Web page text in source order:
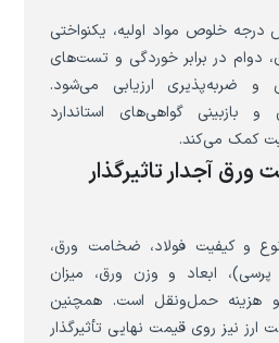
درجه خلوص مواد اولیه، یکنواختی
در برابر خوردگی و تست‌های
و ضربه‌پذیری ارزیابی می‌شود.
و بازبینی گواهی‌های استاندارد
کمک می‌کند.
آجدار تاثیرگذار
و کیفیت فولاد، ضخامت ورق،
ابعاد و وزن ورق، میزان
هزینه حمل‌ونقل است. همچنین
ارز نیز روی قیمت نهایی تأثیرگذار